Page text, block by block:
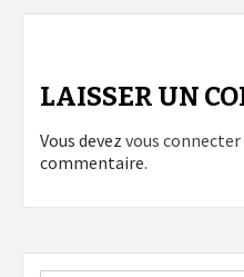
LAISSER UN
Vous devez vous connecter
commentaire.